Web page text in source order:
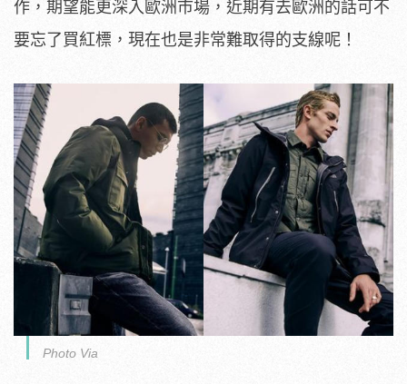
作，期望能更深入歐洲市場，近期有去歐洲的話可不
要忘了買紅標，現在也是非常難取得的支線呢！
Photo Via